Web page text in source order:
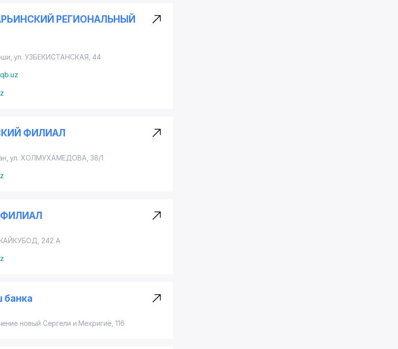
РЕГИОНАЛЬНЫЙ
ул. УЗБЕКИСТАНСКАЯ , 44
ФИЛИАЛ
ул. ХОЛМУХАМЕДОВА , 38/1
ФИЛИАЛ
, 242 А
банка
новый Сергели и Мехригиё, 116